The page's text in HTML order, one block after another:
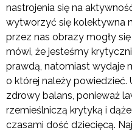
nastrojenia się na
wytworzyć się kolektywna
przez nas obrazy mogły
mówi, że jesteśmy
prawdą, natomiast wydaje
o której należy powiedzieć.
zdrowy balans, ponieważ
rzemieślniczą krytyką i
czasami dość dziecięcą.